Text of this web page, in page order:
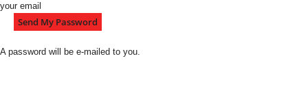
your email
A password will be e-mailed to you.